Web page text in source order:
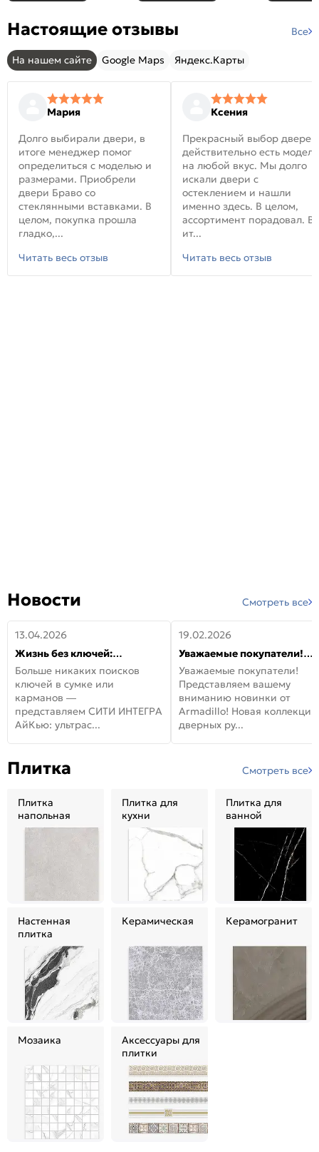
Настоящие отзывы Все
На нашем сайте Google Maps Яндекс.Карты
Мария
Долго выбирали двери, в
итоге менеджер помог
определиться с моделью и
размерами. Приобрели
двери Браво со
стеклянными вставками. В
целом, покупка прошла
гладко,...
Читать весь отзыв
Ксения
Прекрасный выбор
действительно есть модели
на любой вкус. Мы долго
искали двери с
остеклением и нашли
именно здесь. В целом,
ассортимент порадовал. В
ит...
Читать весь отзыв
Новости Смотреть все
13.04.2026
Жизнь без ключей:
встречайте новую дверь
СИТИ ИНТЕГРА АйКью!
Больше никаких поисков
ключей в сумке или
карманов —
представляем СИТИ ИНТЕГРА
АйКью: ультрас...
19.02.2026
Уважаемые покупатели!
Представляем вашему
вниманию новинки от
Armadillo!
Уважаемые покупатели!
Представляем вашему
вниманию новинки от
Armadillo! Новая коллекция
дверных ру...
Плитка Смотреть все
Плитка
напольная
Плитка для
кухни
Плитка для
ванной
Настенная
плитка
Керамическая Керамогранит
Мозаика
Аксессуары для
плитки